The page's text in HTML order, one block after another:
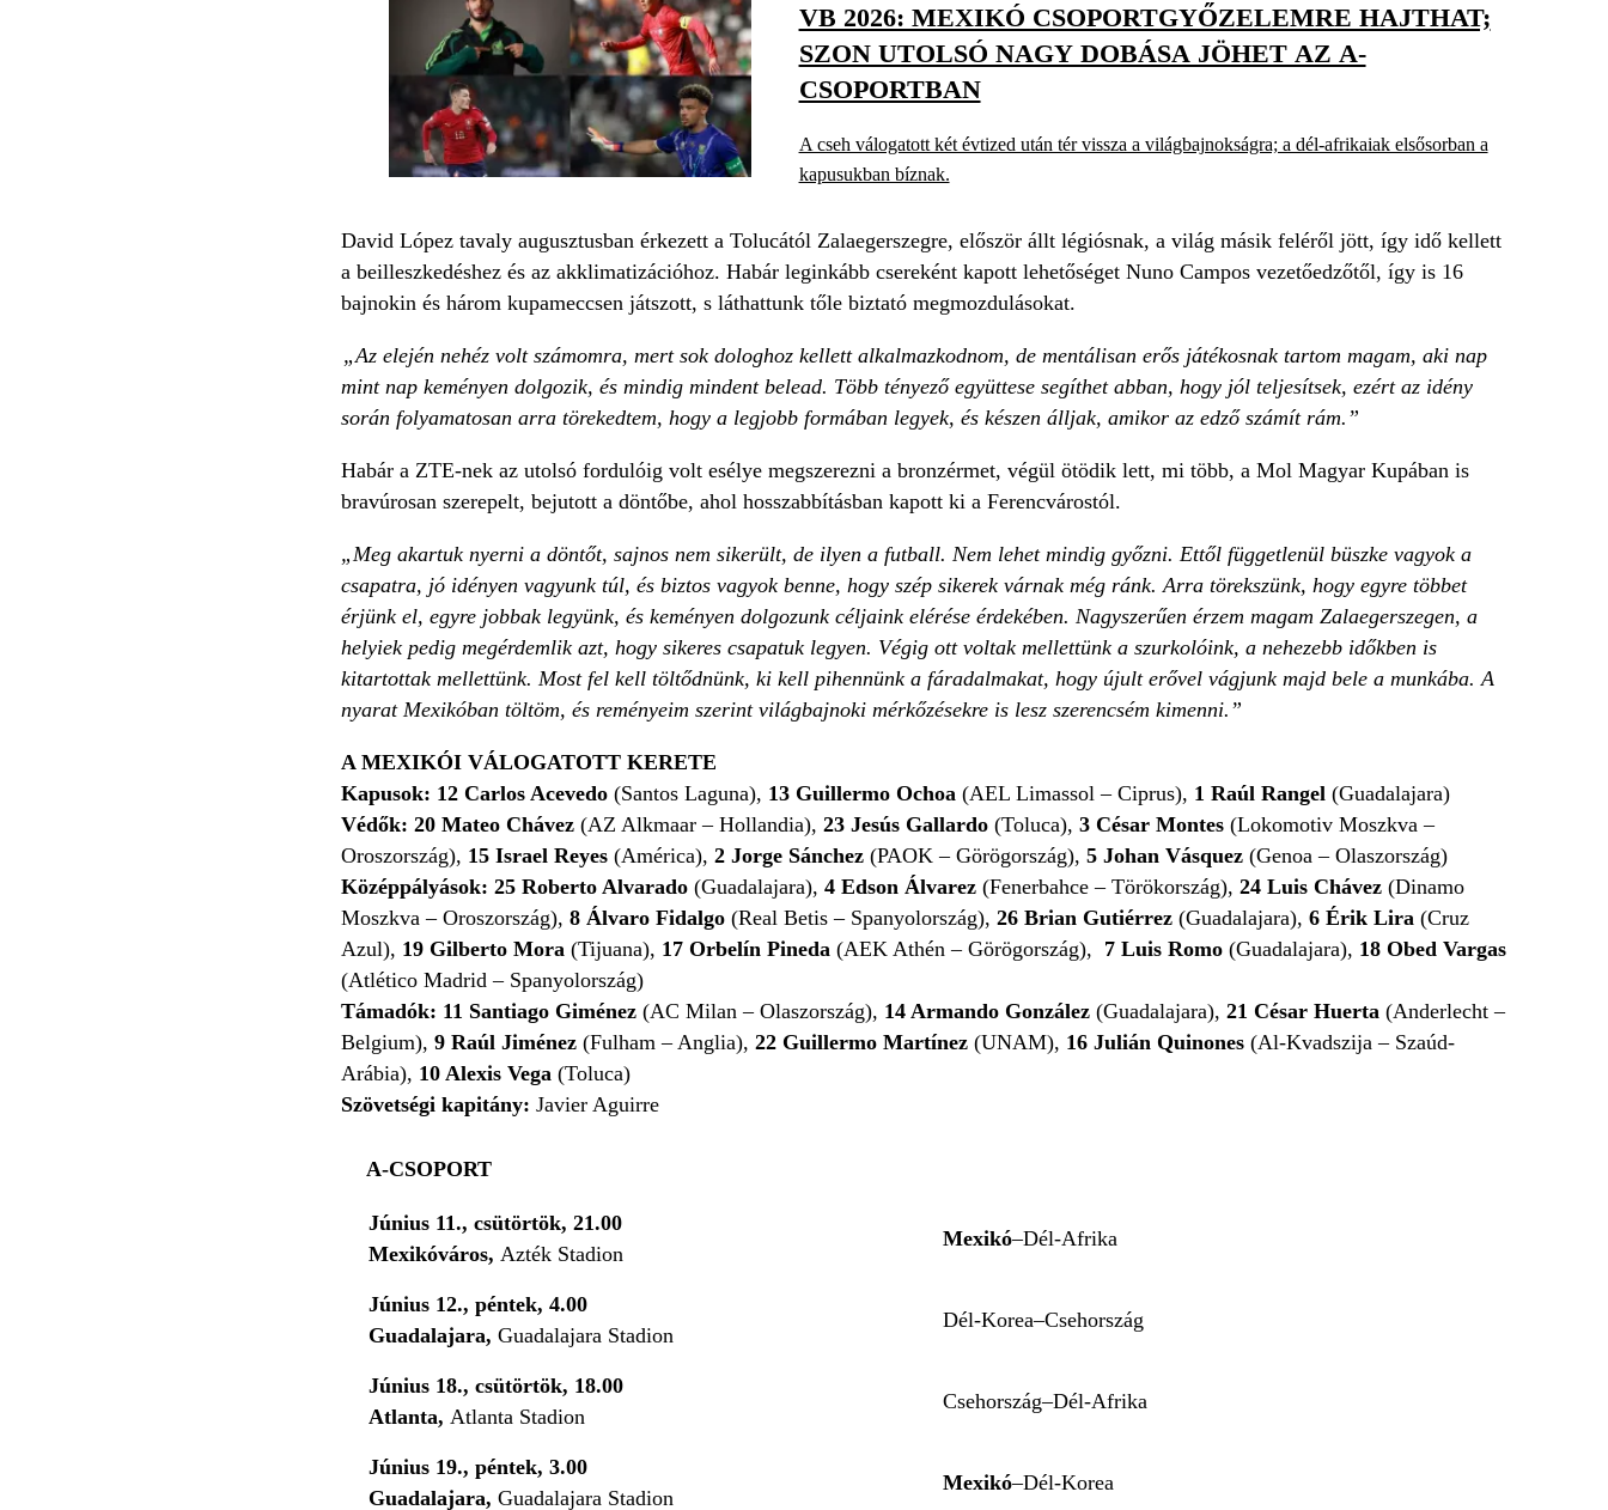
VB 2026: MEXIKÓ CSOPORTGYŐZELEMRE HAJTHAT;
SZON UTOLSÓ NAGY DOBÁSA JÖHET AZ A-
CSOPORTBAN
A cseh válogatott két évtized után tér vissza a világbajnokságra; a dél-afrikaiak elsősorban a
kapusukban bíznak.
David López tavaly augusztusban érkezett a Tolucától Zalaegerszegre, először állt légiósnak, a világ másik feléről jött, így idő kellett
a beilleszkedéshez és az akklimatizációhoz. Habár leginkább csereként kapott lehetőséget Nuno Campos vezetőedzőtől, így is 16
bajnokin és három kupameccsen játszott, s láthattunk tőle biztató megmozdulásokat.
„Az elején nehéz volt számomra, mert sok dologhoz kellett alkalmazkodnom, de mentálisan erős játékosnak tartom magam, aki nap
mint nap keményen dolgozik, és mindig mindent belead. Több tényező együttese segíthet abban, hogy jól teljesítsek, ezért az idény
során folyamatosan arra törekedtem, hogy a legjobb formában legyek, és készen álljak, amikor az edző számít rám.”
Habár a ZTE-nek az utolsó fordulóig volt esélye megszerezni a bronzérmet, végül ötödik lett, mi több, a Mol Magyar Kupában is
bravúrosan szerepelt, bejutott a döntőbe, ahol hosszabbításban kapott ki a Ferencvárostól.
„Meg akartuk nyerni a döntőt, sajnos nem sikerült, de ilyen a futball. Nem lehet mindig győzni. Ettől függetlenül büszke vagyok a
csapatra, jó idényen vagyunk túl, és biztos vagyok benne, hogy szép sikerek várnak még ránk. Arra törekszünk, hogy egyre többet
érjünk el, egyre jobbak legyünk, és keményen dolgozunk céljaink elérése érdekében. Nagyszerűen érzem magam Zalaegerszegen, a
helyiek pedig megérdemlik azt, hogy sikeres csapatuk legyen. Végig ott voltak mellettünk a szurkolóink, a nehezebb időkben is
kitartottak mellettünk. Most fel kell töltődnünk, ki kell pihennünk a fáradalmakat, hogy újult erővel vágjunk majd bele a munkába. A
nyarat Mexikóban töltöm, és reményeim szerint világbajnoki mérkőzésekre is lesz szerencsém kimenni.”
A MEXIKÓI VÁLOGATOTT KERETE
Kapusok: 12 Carlos Acevedo(Santos Laguna), 13 Guillermo Ochoa (AEL Limassol – Ciprus), 1 Raúl Rangel (Guadalajara)
Védők: 20 Mateo Chávez(AZ Alkmaar – Hollandia), 23 Jesús Gallardo (Toluca), 3 César Montes(Lokomotiv Moszkva –
Oroszország), 15 Israel Reyes(América), 2 Jorge Sánchez(PAOK – Görögország), 5 Johan Vásquez(Genoa – Olaszország)
Középpályások: 25 Roberto Alvarado (Guadalajara), 4 Edson Álvarez(Fenerbahce – Törökország), 24 Luis Chávez (Dinamo
Moszkva – Oroszország), 8 Álvaro Fidalgo(Real Betis – Spanyolország), 26 Brian Gutiérrez(Guadalajara), 6 Érik Lira (Cruz
Azul), 19 Gilberto Mora (Tijuana), 17 Orbelín Pineda (AEK Athén – Görögország), 7 Luis Romo(Guadalajara), 18 Obed Vargas
(Atlético Madrid – Spanyolország)
Támadók: 11 Santiago Giménez(AC Milan – Olaszország), 14 Armando González (Guadalajara), 21 César Huerta (Anderlecht –
Belgium), 9 Raúl Jiménez (Fulham – Anglia), 22 Guillermo Martínez(UNAM), 16 Julián Quinones(Al-Kvadszija – Szaúd-
Arábia), 10 Alexis Vega (Toluca)
Szövetségi kapitány: Javier Aguirre
Június 11., csütörtök, 21.00
Mexikóváros, Azték Stadion
Mexikó–Dél-Afrika
Június 12., péntek, 4.00
Guadalajara,Guadalajara Stadion
Dél-Korea–Csehország
Június 18., csütörtök, 18.00
Atlanta, Atlanta Stadion
Csehország–Dél-Afrika
Június 19., péntek, 3.00
Guadalajara,Guadalajara Stadion
Mexikó–Dél-Korea
A-CSOPORT